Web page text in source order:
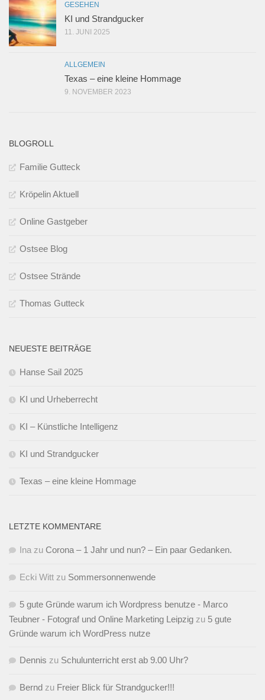
GESEHEN
KI und Strandgucker
11. JUNI 2025
ALLGEMEIN
Texas – eine kleine Hommage
9. NOVEMBER 2023
BLOGROLL
Familie Gutteck
Kröpelin Aktuell
Online Gastgeber
Ostsee Blog
Ostsee Strände
Thomas Gutteck
NEUESTE BEITRÄGE
Hanse Sail 2025
KI und Urheberrecht
KI – Künstliche Intelligenz
KI und Strandgucker
Texas – eine kleine Hommage
LETZTE KOMMENTARE
Ina zu Corona – 1 Jahr und nun? – Ein paar Gedanken.
Ecki Witt zu Sommersonnenwende
5 gute Gründe warum ich Wordpress benutze - Marco
Teubner - Fotograf und Online Marketing Leipzig zu 5 gute
Gründe warum ich WordPress nutze
Dennis zu Schulunterricht erst ab 9.00 Uhr?
Bernd zu Freier Blick für Strandgucker!!!